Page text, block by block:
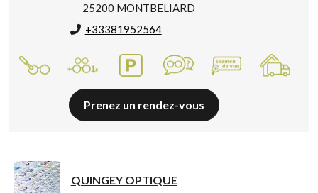
25200 MONTBELIARD
+33381952564
Prenez un rendez-vous
QUINGEY OPTIQUE